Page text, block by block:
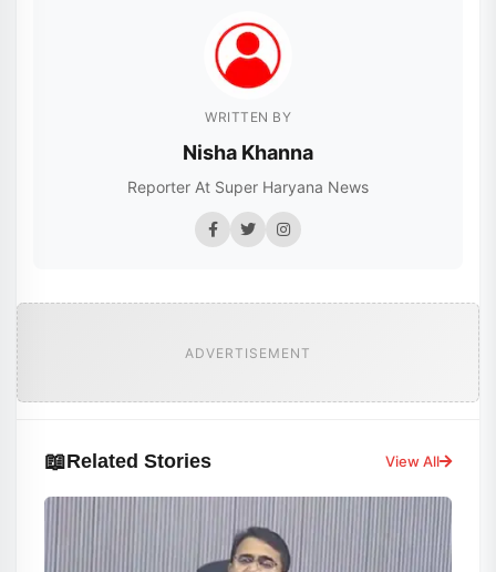
WRITTEN BY
Nisha Khanna
Reporter At Super Haryana News
ADVERTISEMENT
📖Related Stories View All